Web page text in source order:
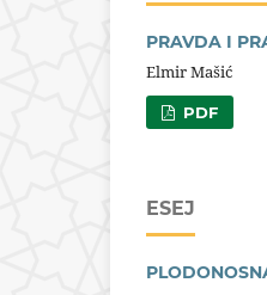
PRAVDA I
Elmir Mašić
PDF
ESEJ